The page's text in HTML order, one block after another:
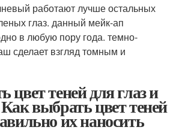
работают лучше остальных
глаз. данный мейк-ап
в любую пору года. темно-
сделает взгляд томным и
цвет теней для глаз и
выбрать цвет теней
их наносить